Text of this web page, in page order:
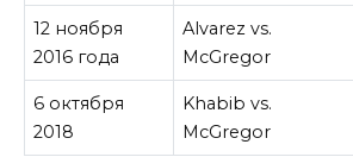
12 ноября
2016 года
Alvarez vs.
McGregor
6 октября
2018
Khabib vs.
McGregor